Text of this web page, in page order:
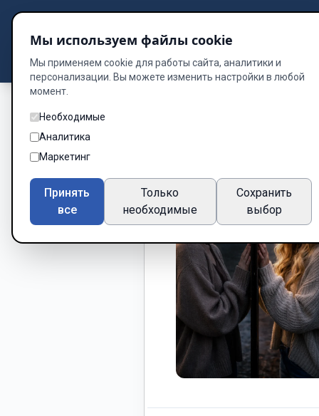
DzenWay Библиотека
Мы используем файлы cookie
Мы применяем cookie для работы сайта, аналитики и
персонализации. Вы можете изменить настройки в любой
момент.
Необходимые
Аналитика
Маркетинг
Принять
все
Только
необходимые
Сохранить
выбор